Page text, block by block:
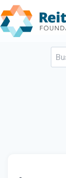
Saltar
al
contenido